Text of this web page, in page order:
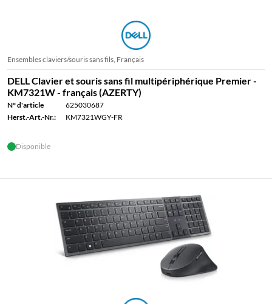
Ensembles claviers/souris sans fils, Français
DELL Clavier et souris sans fil multipériphérique Premier -
KM7321W - français (AZERTY)
N° d'article
625030687
Herst.-Art.-Nr.:
KM7321WGY-FR
Disponible